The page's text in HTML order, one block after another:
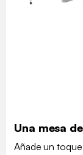
Una mesa
Añade un